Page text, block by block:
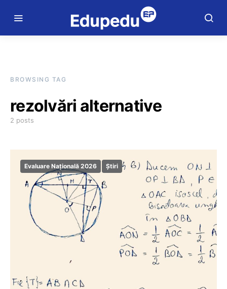
BROWSING TAG
rezolvări alternative
2 posts
Evaluare Națională 2026 Știri